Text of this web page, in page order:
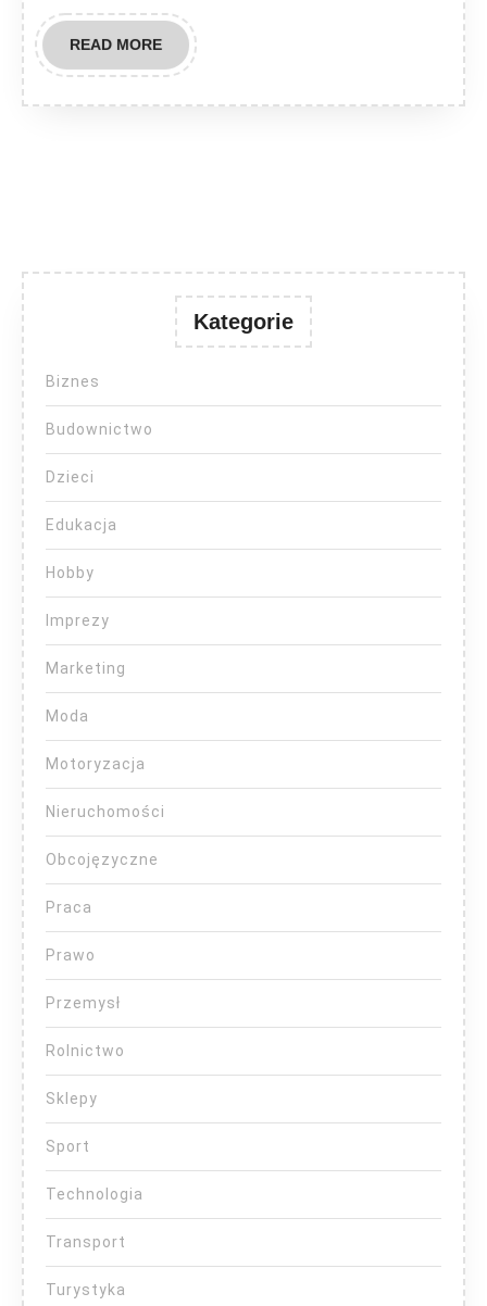
READ MOREREAD
MORE
Kategorie
Biznes
Budownictwo
Dzieci
Edukacja
Hobby
Imprezy
Marketing
Moda
Motoryzacja
Nieruchomości
Obcojęzyczne
Praca
Prawo
Przemysł
Rolnictwo
Sklepy
Sport
Technologia
Transport
Turystyka